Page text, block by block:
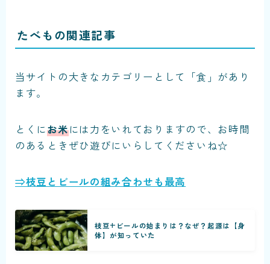
たべもの関連記事
当サイトの大きなカテゴリーとして「食」があり
ます。
とくにお米には力をいれておりますので、お時間
のあるときぜひ遊びにいらしてくださいね☆
⇒枝豆とビールの組み合わせも最高
枝豆+ビールの始まりは？なぜ？起源は【身
体】が知っていた